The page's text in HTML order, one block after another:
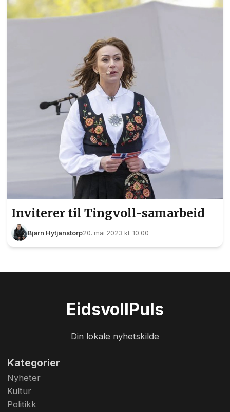
Inviterer til Tingvoll-samarbeid
Bjørn Hytjanstorp20. mai 2023 kl. 10:00
EidsvollPuls
Din lokale nyhetskilde
Kategorier
Nyheter
Kultur
Politikk